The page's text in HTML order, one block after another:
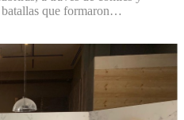
batallas que formaron…